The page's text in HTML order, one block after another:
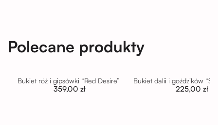
Polecane produkty
Bukiet róż i gipsówki “Red Desire”
359,00 zł
Bukiet dalii i goździków
225,00 zł